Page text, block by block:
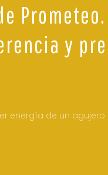
y
energía de un